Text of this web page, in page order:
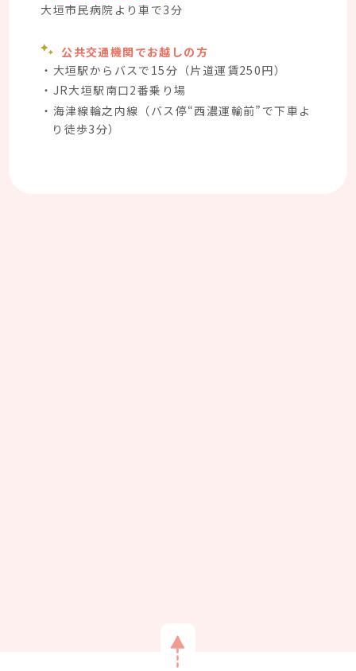
大垣市民病院より車で3分
公共交通機関でお越しの方
・大垣駅からバスで15分（片道運賃250円）
・JR大垣駅南口2番乗り場
・海津線輪之内線（バス停“西濃運輸前”で下車よ
り徒歩3分）